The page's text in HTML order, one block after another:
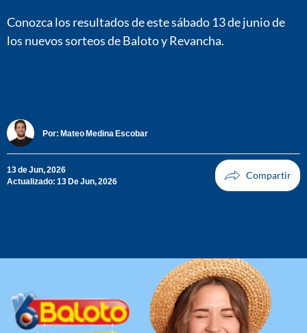
Conozca los resultados de este sábado 13 de junio de
los nuevos sorteos de Baloto y Revancha.
Por: Mateo Medina Escobar
13 de Jun, 2026
Actualizado: 13 De Jun, 2026